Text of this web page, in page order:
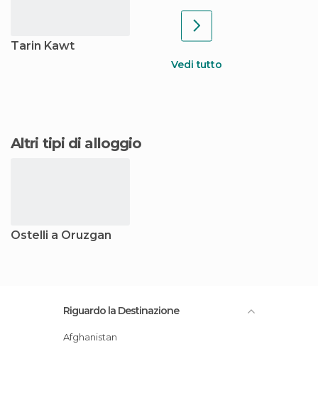
Tarin Kawt
Vedi tutto
Altri tipi di alloggio
Ostelli a Oruzgan
Riguardo la Destinazione
Afghanistan